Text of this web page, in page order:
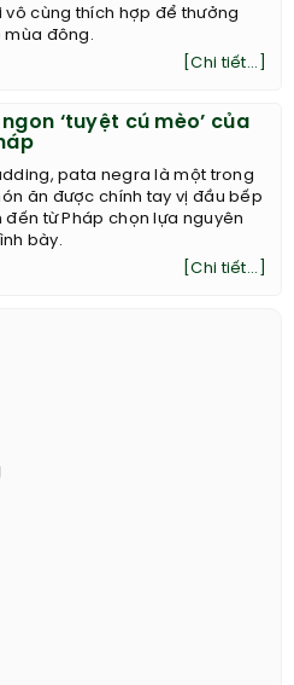
vô cùng thích hợp để thưởng
mùa đông.
[Chi tiết...]
‘tuyệt cú mèo’ của
pata negra là một trong
ăn được chính tay vị đầu bếp
đến từ Pháp chọn lựa nguyên
bày.
[Chi tiết...]